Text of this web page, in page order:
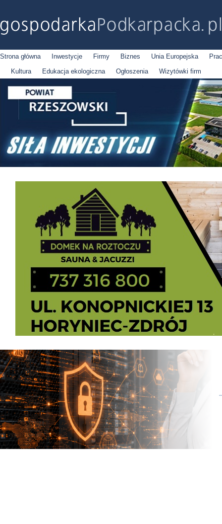
Strona główna Inwestycje Firmy Biznes Unia Europejska
Kultura
Edukacja ekologiczna Ogłoszenia Wizytówki firm